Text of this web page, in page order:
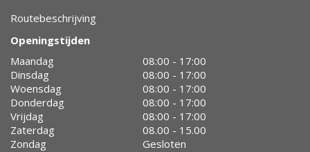
Routebeschrijving
Openingstijden
Maandag
08:00 - 17:00
Dinsdag
08:00 - 17:00
Woensdag
08:00 - 17:00
Donderdag
08:00 - 17:00
Vrijdag
08:00 - 17:00
Zaterdag
08.00 - 15.00
Zondag
Gesloten